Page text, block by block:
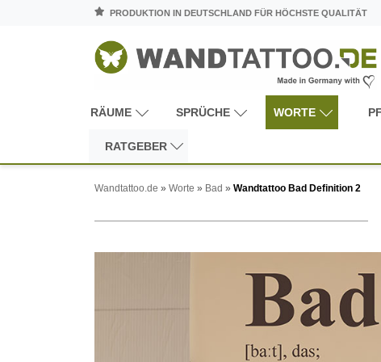
PRODUKTION IN DEUTSCHLAND FÜR HÖCHSTE QUALITÄT
RÄUME SPRÜCHE WORTE
RATGEBER
Wandtattoo.de » Worte » Bad » Wandtattoo Bad Definition 2